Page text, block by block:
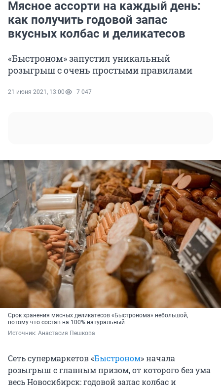
Мясное ассорти на каждый день:
как получить годовой запас
вкусных колбас и деликатесов
«Быстроном» запустил уникальный
розыгрыш с очень простыми правилами
21 июня 2021, 13:00 7 047
Срок хранения мясных деликатесов «Быстронома» небольшой,
потому что состав на 100% натуральный
Источник: Анастасия Пешкова
Сеть супермаркетов «Быстроном» начала
розыгрыш с главным призом, от которого без ума
весь Новосибирск: годовой запас колбас и